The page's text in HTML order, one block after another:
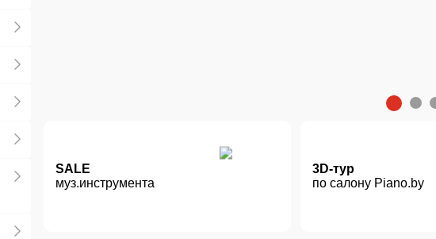
1 2 3
SALE
муз.инструмента
3D-тур
по салону Piano.by